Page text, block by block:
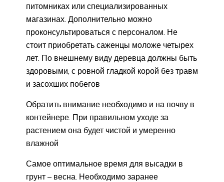
питомниках или специализированных
магазинах. Дополнительно можно
проконсультироваться с персоналом. Не
стоит приобретать саженцы моложе четырех
лет. По внешнему виду деревца должны быть
здоровыми, с ровной гладкой корой без травм
и засохших побегов
Обратить внимание необходимо и на почву в
контейнере. При правильном уходе за
растением она будет чистой и умеренно
влажной
Самое оптимальное время для высадки в
грунт – весна. Необходимо заранее